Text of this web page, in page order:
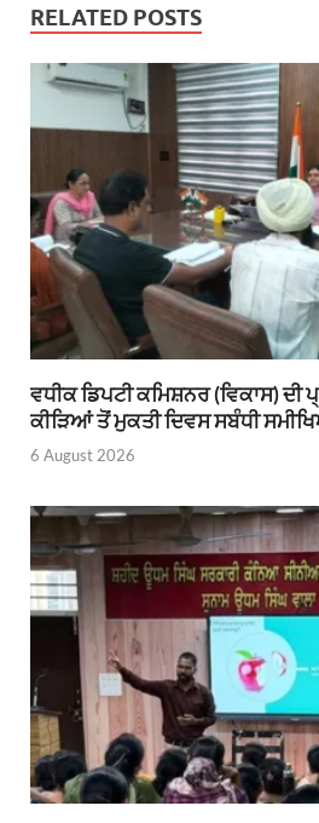
RELATED POSTS
ਵਧੀਕ ਡਿਪਟੀ ਕਮਿਸ਼ਨਰ (ਵਿਕਾਸ) ਦੀ
ਕੀੜਿਆਂ ਤੋਂ ਮੁਕਤੀ ਦਿਵਸ ਸਬੰਧੀ
6 August 2026